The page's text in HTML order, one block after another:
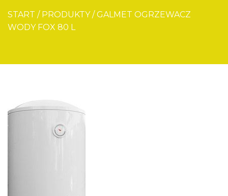
START / PRODUKTY / GALMET OGRZEWACZ
WODY FOX 80 L